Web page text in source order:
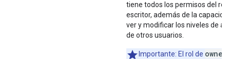
tiene todos los permisos del rol
escritor, además de la
ver y modificar los niveles de
de otros usuarios.
Importante: El rol de owner